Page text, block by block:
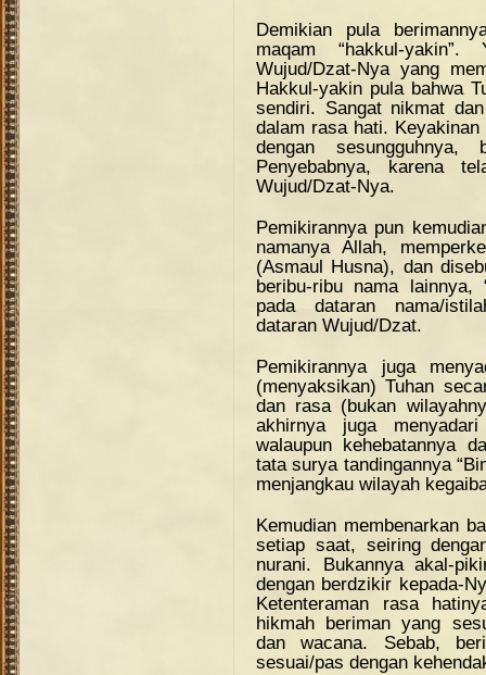
Demikian pula
maqam “hakkul-
Wujud/Dzat-Nya yang
Hakkul-yakin pula bahwa
sendiri. Sangat nikmat
dalam rasa hati.
dengan
Penyebabnya, karena
Wujud/Dzat-Nya.
Pemikirannya pun
namanya Allah,
(Asmaul Husna), dan
beribu-ribu nama lainnya,
pada dataran nama/
dataran Wujud/Dzat.
Pemikirannya juga
(menyaksikan) Tuhan
dan rasa (bukan
akhirnya juga
walaupun kehebatannya
tata surya tandingannya
menjangkau wilayah
Kemudian membenarkan
setiap saat, seiring
nurani. Bukannya akal-
dengan berdzikir kepada-
Ketenteraman rasa
hikmah beriman yang
dan wacana. Sebab,
sesuai/pas dengan